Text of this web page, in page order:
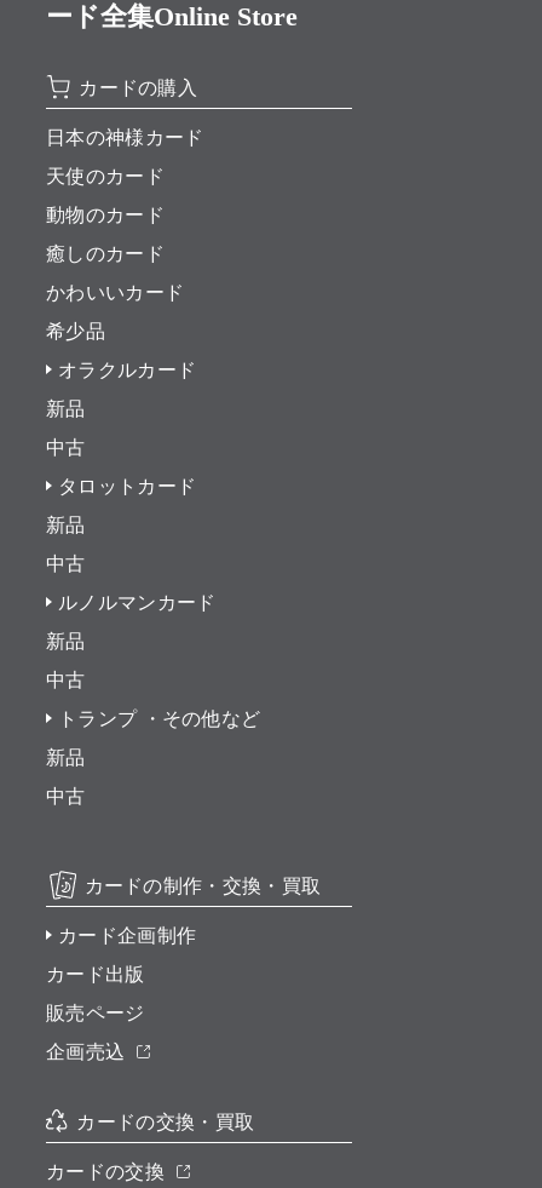
ード全集Online Store
カードの購入
日本の神様カード
天使のカード
動物のカード
癒しのカード
かわいいカード
希少品
オラクルカード
新品
中古
タロットカード
新品
中古
ルノルマンカード
新品
中古
トランプ ・その他など
新品
中古
カードの制作・交換・買取
カード企画制作
カード出版
販売ページ
企画売込
カードの交換・買取
カードの交換